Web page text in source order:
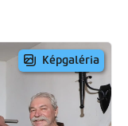
Képgaléria